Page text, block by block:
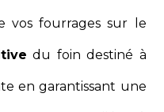
vos fourrages sur le
du foin destiné à
en garantissant une